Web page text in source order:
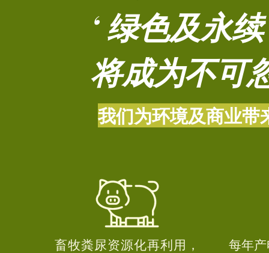
‘ 绿色及永续
将成为不可
我们为环境及商业带
畜牧粪尿资源化再利用，
每年